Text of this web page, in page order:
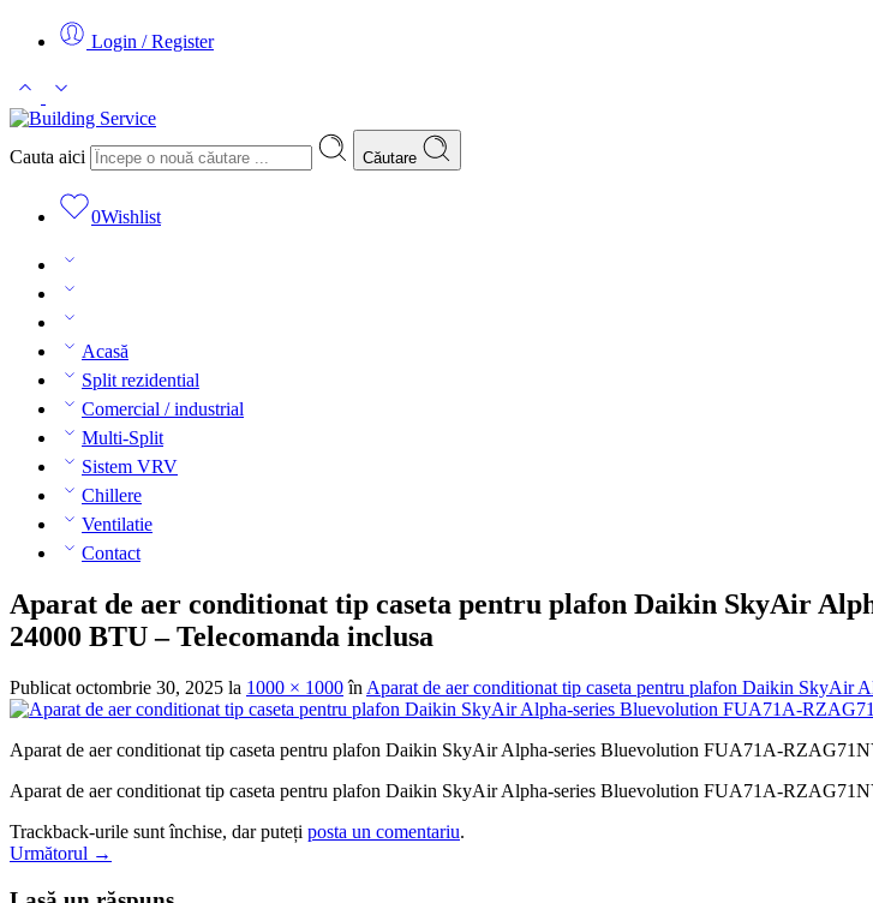
Login / Register
Cauta aici Căutare
0Wishlist
Acasă
Split rezidential
Comercial / industrial
Multi-Split
Sistem VRV
Chillere
Ventilatie
Contact
Aparat de aer conditionat tip caseta pentru plafon Daikin SkyAir
24000 BTU – Telecomanda inclusa
Publicat octombrie 30, 2025 la 1000 × 1000în Aparat de aer conditionat tip caseta pentru plafon Daikin
Aparat de aer conditionat tip caseta pentru plafon Daikin SkyAir Alpha-series Bluevolution FUA71A-
Aparat de aer conditionat tip caseta pentru plafon Daikin SkyAir Alpha-series Bluevolution FUA71A-
Trackback-urile sunt închise, dar puteți posta un comentariu.
Următorul →